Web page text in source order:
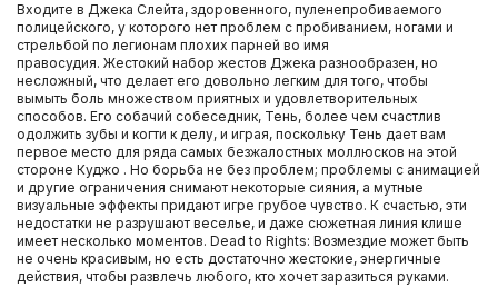
Входите в Джека Слейта, здоровенного, пуленепробиваемого
полицейского, у которого нет проблем с пробиванием, ногами и
стрельбой по легионам плохих парней во имя
правосудия. Жестокий набор жестов Джека разнообразен, но
несложный, что делает его довольно легким для того, чтобы
вымыть боль множеством приятных и удовлетворительных
способов. Его собачий собеседник, Тень, более чем счастлив
одолжить зубы и когти к делу, и играя, поскольку Тень дает вам
первое место для ряда самых безжалостных моллюсков на этой
стороне Куджо . Но борьба не без проблем; проблемы с анимацией
и другие ограничения снимают некоторые сияния, а мутные
визуальные эффекты придают игре грубое чувство. К счастью, эти
недостатки не разрушают веселье, и даже сюжетная линия клише
имеет несколько моментов. Dead to Rights: Возмездие может быть
не очень красивым, но есть достаточно жестокие, энергичные
действия, чтобы развлечь любого, кто хочет заразиться руками.